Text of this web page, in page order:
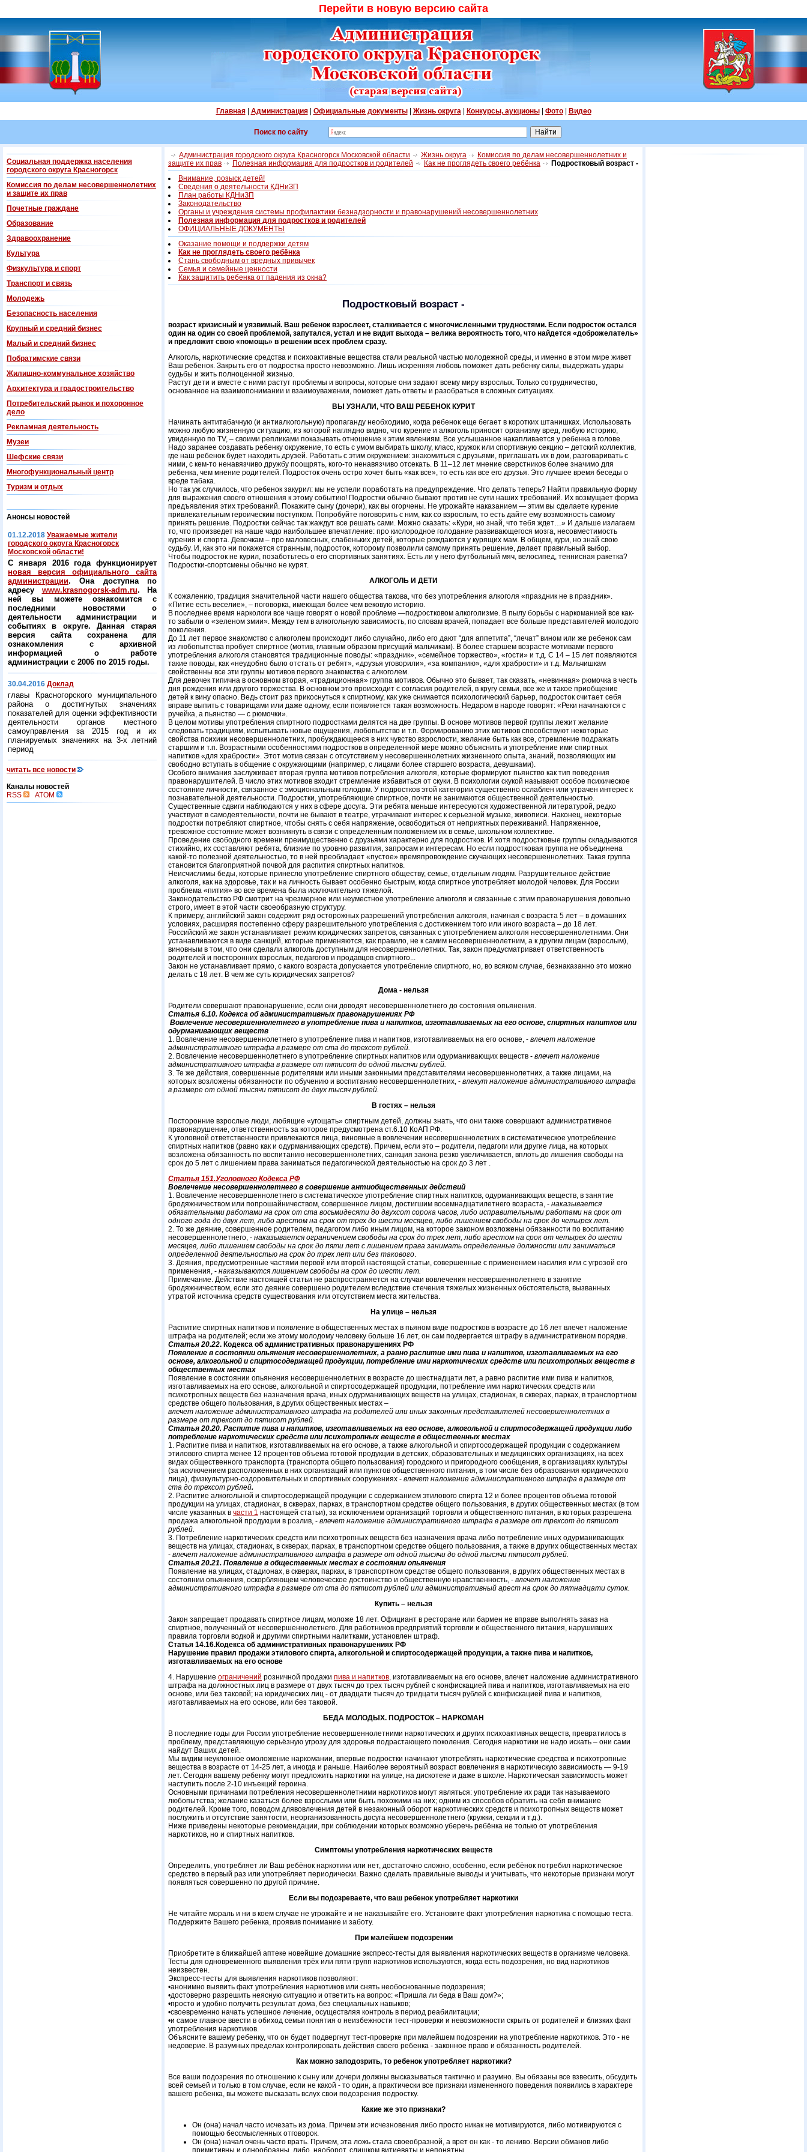
Перейти в новую версию сайта
Главная| Администрация| Официальные документы| Жизнь округа| Конкурсы, аукционы| Фото| Видео
Поиск по сайту
Социальная поддержка населения
городского округа Красногорск
Комиссия по делам несовершеннолетних
и защите их прав
Почетные граждане
Образование
Здравоохранение
Культура
Физкультура и спорт
Транспорт и связь
Молодежь
Безопасность населения
Крупный и средний бизнес
Малый и средний бизнес
Побратимские связи
Жилищно-коммунальное хозяйство
Архитектура и градостроительство
Потребительский рынок и похоронное
дело
Рекламная деятельность
Музеи
Шефские связи
Многофункциональный центр
Туризм и отдых
Анонсы новостей
01.12.2018 Уважаемые жители
городского округа Красногорск
Московской области!
С января 2016 года функционирует
новая версия официального сайта
администрации. Она доступна по
адресу www.krasnogorsk-adm.ru. На
ней вы можете ознакомится с
последними новостями о
деятельности администрации и
событиях в округе. Данная старая
версия сайта сохранена для
ознакомления с архивной
информацией о работе
администрации с 2006 по 2015 годы.
30.04.2016 Доклад
главы Красногорского муниципального
района о достигнутых значениях
показателей для оценки эффективности
деятельности органов местного
самоуправления за 2015 год и их
планируемых значениях на 3-х летний
период
читать все новости
Каналы новостей
RSS
ATOM
Администрация городского округа Красногорск Московской области Жизнь округа
Комиссия по делам несовершеннолетних и
защите их прав
Полезная информация для подростков и родителей Как не проглядеть своего ребёнка
Подростковый возраст -
Внимание, розыск детей!
Сведения о деятельности КДНиЗП
План работы КДНиЗП
Законодательство
Органы и учреждения системы профилактики безнадзорности и правонарушений несовершеннолетних
Полезная информация для подростков и родителей
ОФИЦИАЛЬНЫЕ ДОКУМЕНТЫ
Оказание помощи и поддержки детям
Как не проглядеть своего ребёнка
Стань свободным от вредных привычек
Семья и семейные ценности
Как защитить ребенка от падения из окна?
Подростковый возраст -
возраст кризисный и уязвимый. Ваш ребенок взрослеет, сталкивается с многочисленными трудностями. Если подросток остался
один на один со своей проблемой, запутался, устал и не видит выхода – велика вероятность того, что найдется «доброжелатель»
и предложит свою «помощь» в решении всех проблем сразу.
Алкоголь, наркотические средства и психоактивные вещества стали реальной частью молодежной среды, и именно в этом мире живет
Ваш ребенок. Закрыть его от подростка просто невозможно. Лишь искренняя любовь поможет дать ребенку силы, выдержать удары
судьбы и жить полноценной жизнью.
Растут дети и вместе с ними растут проблемы и вопросы, которые они задают всему миру взрослых. Только сотрудничество,
основанное на взаимопонимании и взаимоуважении, поможет дать ответы и разобраться в сложных ситуациях.
ВЫ УЗНАЛИ, ЧТО ВАШ РЕБЕНОК КУРИТ
Начинать антитабачную (и антиалкогольную) пропаганду необходимо, когда ребенок еще бегает в коротких штанишках. Использовать
можно любую жизненную ситуацию, из которой наглядно видно, что курение и алкоголь приносит организму вред, любую историю,
увиденную по TV, – своими репликами показывать отношение к этим явлениям. Все услышанное накапливается у ребенка в голове.
Надо заранее создавать ребенку окружение, то есть с умом выбирать школу, класс, кружок или спортивную секцию – детский коллектив,
где наш ребенок будет находить друзей. Работать с этим окружением: знакомиться с друзьями, приглашать их в дом, разговаривать с
ними, с кем-то ненавязчиво дружбу поощрять, кого-то ненавязчиво отсекать. В 11–12 лет мнение сверстников более значимо для
ребенка, чем мнение родителей. Подросток очень остро хочет быть «как все», то есть как все его друзья. Это лучшее время беседы о
вреде табака.
Но так уж случилось, что ребенок закурил: мы не успели поработать на предупреждение. Что делать теперь? Найти правильную форму
для выражения своего отношения к этому событию! Подростки обычно бывают против не сути наших требований. Их возмущает форма
предъявления этих требований. Покажите сыну (дочери), как вы огорчены. Не угрожайте наказанием — этим вы сделаете курение
привлекательным героическим поступком. Попробуйте поговорить с ним, как со взрослым, то есть дайте ему возможность самому
принять решение. Подростки сейчас так жаждут все решать сами. Можно сказать: «Кури, но знай, что тебя ждет…» И дальше излагаем
то, что произведет на наше чадо наибольшее впечатление: про кислородное голодание развивающегося мозга, несовместимость
курения и спорта. Девочкам – про маловесных, слабеньких детей, которые рождаются у курящих мам. В общем, кури, но знай свою
судьбу. И, как это ни покажется странным, подросток, которому позволили самому принять решение, делает правильный выбор.
Чтобы подросток не курил, позаботьтесь о его спортивных занятиях. Есть ли у него футбольный мяч, велосипед, теннисная ракетка?
Подростки-спортсмены обычно не курят.
АЛКОГОЛЬ И ДЕТИ
К сожалению, традиция значительной части нашего общества такова, что без употребления алкоголя «праздник не в праздник».
«Питие есть веселие», – поговорка, имеющая более чем вековую историю.
В последнее время наркологи все чаще говорят о новой проблеме —подростковом алкоголизме. В пылу борьбы с наркоманией все как-
то забыли о «зеленом змии». Между тем в алкогольную зависимость, по словам врачей, попадает все больше представителей молодого
поколения.
До 11 лет первое знакомство с алкоголем происходит либо случайно, либо его дают “для аппетита”, “лечат” вином или же ребенок сам
из любопытства пробует спиртное (мотив, главным образом присущий мальчикам). В более старшем возрасте мотивами первого
употребления алкоголя становятся традиционные поводы: «праздник», «семейное торжество», «гости» и т.д. С 14 – 15 лет появляются
такие поводы, как «неудобно было отстать от ребят», «друзья уговорили», «за компанию», «для храбрости» и т.д. Мальчишкам
свойственны все эти группы мотивов первого знакомства с алкоголем.
Для девочек типична в основном вторая, «традиционная» группа мотивов. Обычно это бывает, так сказать, «невинная» рюмочка в честь
дня рождения или другого торжества. В основном это происходит с согласия родителей, в кругу семьи, все же и такое приобщение
детей к вину опасно. Ведь стоит раз прикоснуться к спиртному, как уже снимается психологический барьер, подросток считает себя
вправе выпить с товарищами или даже одному, если появляется такая возможность. Недаром в народе говорят: «Реки начинаются с
ручейка, а пьянство — с рюмочки».
В целом мотивы употребления спиртного подростками делятся на две группы. В основе мотивов первой группы лежит желание
следовать традициям, испытывать новые ощущения, любопытство и т.п. Формированию этих мотивов способствуют некоторые
свойства психики несовершеннолетних, пробуждающееся в них чувство взрослости, желание быть как все, стремление подражать
старшим и т.п. Возрастными особенностями подростков в определенной мере можно объяснить и употребление ими спиртных
напитков «для храбрости». Этот мотив связан с отсутствием у несовершеннолетних жизненного опыта, знаний, позволяющих им
свободно вступать в общение с окружающими (например, с лицами более старшего возраста, девушками).
Особого внимания заслуживает вторая группа мотивов потребления алкоголя, которые формируют пьянство как тип поведения
правонарушителей. В число этих мотивов входит стремление избавиться от скуки. В психологии скукой называют особое психическое
состояние личности, связанное с эмоциональным голодом. У подростков этой категории существенно ослаблен или утрачен интерес к
познавательной деятельности. Подростки, употребляющие спиртное, почти не занимаются общественной деятельностью.
Существенные сдвиги наблюдаются у них в сфере досуга. Эти ребята меньше интересуются художественной литературой, редко
участвуют в самодеятельности, почти не бывают в театре, утрачивают интерес к серьезной музыке, живописи. Наконец, некоторые
подростки потребляют спиртное, чтобы снять с себя напряжение, освободиться от неприятных переживаний. Напряженное,
тревожное состояние может возникнуть в связи с определенным положением их в семье, школьном коллективе.
Проведение свободного времени преимущественно с друзьями характерно для подростков. И хотя подростковые группы складываются
стихийно, их составляют ребята, близкие по уровню развития, запросам и интересам. Но если подростковая группа не объединена
какой-то полезной деятельностью, то в ней преобладает «пустое» времяпровождение скучающих несовершеннолетних. Такая группа
становится благоприятной почвой для распития спиртных напитков.
Неисчислимы беды, которые принесло употребление спиртного обществу, семье, отдельным людям. Разрушительное действие
алкоголя, как на здоровье, так и на личность бывает особенно быстрым, когда спиртное употребляет молодой человек. Для России
проблема «пития» во все времена была исключительно тяжелой.
Законодательство РФ смотрит на чрезмерное или неуместное употребление алкоголя и связанные с этим правонарушения довольно
строго, имеет в этой части своеобразную структуру.
К примеру, английский закон содержит ряд осторожных разрешений употребления алкоголя, начиная с возраста 5 лет – в домашних
условиях, расширяя постепенно сферу разрешительного употребления с достижением того или иного возраста – до 18 лет.
Российский же закон устанавливает режим юридических запретов, связанных с употреблением алкоголя несовершеннолетними. Они
устанавливаются в виде санкций, которые применяются, как правило, не к самим несовершеннолетним, а к другим лицам (взрослым),
виновным в том, что они сделали алкоголь доступным для несовершеннолетних. Так, закон предусматривает ответственность
родителей и посторонних взрослых, педагогов и продавцов спиртного...
Закон не устанавливает прямо, с какого возраста допускается употребление спиртного, но, во всяком случае, безнаказанно это можно
делать с 18 лет. В чем же суть юридических запретов?
Дома - нельзя
Родители совершают правонарушение, если они доводят несовершеннолетнего до состояния опьянения.
Статья 6.10. Кодекса об административных правонарушениях РФ
Вовлечение несовершеннолетнего в употребление пива и напитков, изготавливаемых на его основе, спиртных напитков или
одурманивающих веществ
1. Вовлечение несовершеннолетнего в употребление пива и напитков, изготавливаемых на его основе, - влечет наложение
административного штрафа в размере от ста до трехсот рублей.
2. Вовлечение несовершеннолетнего в употребление спиртных напитков или одурманивающих веществ - влечет наложение
административного штрафа в размере от пятисот до одной тысячи рублей.
3. Те же действия, совершенные родителями или иными законными представителями несовершеннолетних, а также лицами, на
которых возложены обязанности по обучению и воспитанию несовершеннолетних, - влекут наложение административного штрафа
в размере от одной тысячи пятисот до двух тысяч рублей.
В гостях – нельзя
Посторонние взрослые люди, любящие «угощать» спиртным детей, должны знать, что они также совершают административное
правонарушение, ответственность за которое предусмотрена ст.6.10 КоАП РФ.
К уголовной ответственности привлекаются лица, виновные в вовлечении несовершеннолетних в систематическое употребление
спиртных напитков (равно как и одурманивающих средств). Причем, если это – родители, педагоги или другие лица, на которых
возложена обязанность по воспитанию несовершеннолетних, санкция закона резко увеличивается, вплоть до лишения свободы на
срок до 5 лет с лишением права заниматься педагогической деятельностью на срок до 3 лет .
Статья 151.Уголовного Кодекса РФ
Вовлечение несовершеннолетнего в совершение антиобщественных действий
1. Вовлечение несовершеннолетнего в систематическое употребление спиртных напитков, одурманивающих веществ, в занятие
бродяжничеством или попрошайничеством, совершенное лицом, достигшим восемнадцатилетнего возраста, - наказывается
обязательными работами на срок от ста восьмидесяти до двухсот сорока часов, либо исправительными работами на срок от
одного года до двух лет, либо арестом на срок от трех до шести месяцев, либо лишением свободы на срок до четырех лет.
2. То же деяние, совершенное родителем, педагогом либо иным лицом, на которое законом возложены обязанности по воспитанию
несовершеннолетнего, - наказывается ограничением свободы на срок до трех лет, либо арестом на срок от четырех до шести
месяцев, либо лишением свободы на срок до пяти лет с лишением права занимать определенные должности или заниматься
определенной деятельностью на срок до трех лет или без такового.
3. Деяния, предусмотренные частями первой или второй настоящей статьи, совершенные с применением насилия или с угрозой его
применения, - наказываются лишением свободы на срок до шести лет.
Примечание. Действие настоящей статьи не распространяется на случаи вовлечения несовершеннолетнего в занятие
бродяжничеством, если это деяние совершено родителем вследствие стечения тяжелых жизненных обстоятельств, вызванных
утратой источника средств существования или отсутствием места жительства.
На улице – нельзя
Распитие спиртных напитков и появление в общественных местах в пьяном виде подростков в возрасте до 16 лет влечет наложение
штрафа на родителей; если же этому молодому человеку больше 16 лет, он сам подвергается штрафу в административном порядке.
Статья 20.22. Кодекса об административных правонарушениях РФ
Появление в состоянии опьянения несовершеннолетних, а равно распитие ими пива и напитков, изготавливаемых на его
основе, алкогольной и спиртосодержащей продукции, потребление ими наркотических средств или психотропных веществ в
общественных местах
Появление в состоянии опьянения несовершеннолетних в возрасте до шестнадцати лет, а равно распитие ими пива и напитков,
изготавливаемых на его основе, алкогольной и спиртосодержащей продукции, потребление ими наркотических средств или
психотропных веществ без назначения врача, иных одурманивающих веществ на улицах, стадионах, в скверах, парках, в транспортном
средстве общего пользования, в других общественных местах –
влечет наложение административного штрафа на родителей или иных законных представителей несовершеннолетних в
размере от трехсот до пятисот рублей.
Статья 20.20. Распитие пива и напитков, изготавливаемых на его основе, алкогольной и спиртосодержащей продукции либо
потребление наркотических средств или психотропных веществ в общественных местах
1. Распитие пива и напитков, изготавливаемых на его основе, а также алкогольной и спиртосодержащей продукции с содержанием
этилового спирта менее 12 процентов объема готовой продукции в детских, образовательных и медицинских организациях, на всех
видах общественного транспорта (транспорта общего пользования) городского и пригородного сообщения, в организациях культуры
(за исключением расположенных в них организаций или пунктов общественного питания, в том числе без образования юридического
лица), физкультурно-оздоровительных и спортивных сооружениях - влечет наложение административного штрафа в размере от
ста до трехсот рублей.
2. Распитие алкогольной и спиртосодержащей продукции с содержанием этилового спирта 12 и более процентов объема готовой
продукции на улицах, стадионах, в скверах, парках, в транспортном средстве общего пользования, в других общественных местах (в том
числе указанных в части 1 настоящей статьи), за исключением организаций торговли и общественного питания, в которых разрешена
продажа алкогольной продукции в розлив, - влечет наложение административного штрафа в размере от трехсот до пятисот
рублей.
3. Потребление наркотических средств или психотропных веществ без назначения врача либо потребление иных одурманивающих
веществ на улицах, стадионах, в скверах, парках, в транспортном средстве общего пользования, а также в других общественных местах
- влечет наложение административного штрафа в размере от одной тысячи до одной тысячи пятисот рублей.
Статья 20.21. Появление в общественных местах в состоянии опьянения
Появление на улицах, стадионах, в скверах, парках, в транспортном средстве общего пользования, в других общественных местах в
состоянии опьянения, оскорбляющем человеческое достоинство и общественную нравственность, - влечет наложение
административного штрафа в размере от ста до пятисот рублей или административный арест на срок до пятнадцати суток.
Купить – нельзя
Закон запрещает продавать спиртное лицам, моложе 18 лет. Официант в ресторане или бармен не вправе выполнять заказ на
спиртное, полученный от несовершеннолетнего. Для работников предприятий торговли и общественного питания, нарушивших
правила торговли водкой и другими спиртными налитками, установлен штраф.
Статья 14.16.Кодекса об административных правонарушениях РФ
Нарушение правил продажи этилового спирта, алкогольной и спиртосодержащей продукции, а также пива и напитков,
изготавливаемых на его основе
4. Нарушение ограничений розничной продажи пива и напитков, изготавливаемых на его основе, влечет наложение административного
штрафа на должностных лиц в размере от двух тысяч до трех тысяч рублей с конфискацией пива и напитков, изготавливаемых на его
основе, или без таковой; на юридических лиц - от двадцати тысяч до тридцати тысяч рублей с конфискацией пива и напитков,
изготавливаемых на его основе, или без таковой.
БЕДА МОЛОДЫХ. ПОДРОСТОК – НАРКОМАН
В последние годы для России употребление несовершеннолетними наркотических и других психоактивных веществ, превратилось в
проблему, представляющую серьёзную угрозу для здоровья подрастающего поколения. Сегодня наркотики не надо искать – они сами
найдут Ваших детей.
Мы видим неуклонное омоложение наркомании, впервые подростки начинают употреблять наркотические средства и психотропные
вещества в возрасте от 14-25 лет, а иногда и раньше. Наиболее вероятный возраст вовлечения в наркотическую зависимость — 9-19
лет. Сегодня вашему ребенку могут предложить наркотики на улице, на дискотеке и даже в школе. Наркотическая зависимость может
наступить после 2-10 инъекций героина.
Основными причинами потребления несовершеннолетними наркотиков могут являться: употребление их ради так называемого
любопытства; желание казаться более взрослыми или быть похожими на них; одним из способов обратить на себя внимание
родителей. Кроме того, поводом длявовлечения детей в незаконный оборот наркотических средств и психотропных веществ может
послужить и отсутствие занятости, неорганизованность досуга несовершеннолетнего (кружки, секции и т.д.).
Ниже приведены некоторые рекомендации, при соблюдении которых возможно уберечь ребёнка не только от употребления
наркотиков, но и спиртных напитков.
Симптомы употребления наркотических веществ
Определить, употребляет ли Ваш ребёнок наркотики или нет, достаточно сложно, особенно, если ребёнок потребил наркотическое
средство в первый раз или употребляет периодически. Важно сделать правильные выводы и учитывать, что некоторые признаки могут
появляться совершенно по другой причине.
Если вы подозреваете, что ваш ребенок употребляет наркотики
Не читайте мораль и ни в коем случае не угрожайте и не наказывайте его. Установите факт употребления наркотика с помощью теста.
Поддержите Вашего ребенка, проявив понимание и заботу.
При малейшем подозрении
Приобретите в ближайшей аптеке новейшие домашние экспресс-тесты для выявления наркотических веществ в организме человека.
Тесты для одновременного выявления трёх или пяти групп наркотиков используются, когда есть подозрения, но вид наркотиков
неизвестен.
Экспресс-тесты для выявления наркотиков позволяют:
•анонимно выявить факт употребления наркотиков или снять необоснованные подозрения;
•достоверно разрешить неясную ситуацию и ответить на вопрос: «Пришла ли беда в Ваш дом?»;
•просто и удобно получить результат дома, без специальных навыков;
•своевременно начать успешное лечение, осуществляя контроль в период реабилитации;
•и самое главное ввести в обиход семьи понятия о неизбежности тест-проверки и невозможности скрыть от родителей и близких факт
употребления наркотиков.
Объясните вашему ребенку, что он будет подвергнут тест-проверке при малейшем подозрении на употребление наркотиков. Это - не
недоверие. В разумных пределах контролировать действия своего ребенка - законное право и обязанность родителей.
Как можно заподозрить, то ребенок употребляет наркотики?
Все ваши подозрения по отношению к сыну или дочери должны высказываться тактично и разумно. Вы обязаны все взвесить, обсудить
всей семьей и только в том случае, если не какой - то один, а практически все признаки измененного поведения появились в характере
вашего ребенка, вы можете высказать вслух свои подозрения подростку.
Какие же это признаки?
Он (она) начал часто исчезать из дома. Причем эти исчезновения либо просто никак не мотивируются, либо мотивируются с
помощью бессмысленных отговорок.
Он (она) начал очень часто врать. Причем, эта ложь стала своеобразной, а врет он как - то лениво. Версии обманов либо
примитивны и однообразны, либо, наоборот, слишком витиеваты и непонятны.